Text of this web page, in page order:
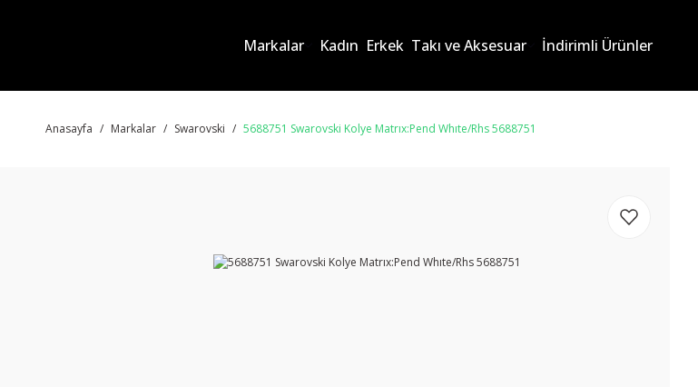
Markalar Kadın Erkek Takı ve Aksesuar İndirimli Ürünler
Anasayfa Markalar Swarovski 5688751 Swarovski Kolye Matrıx:Pend Whıte/Rhs 5688751